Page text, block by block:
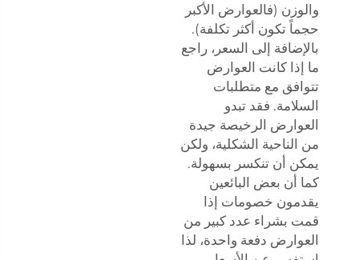
والوزن (فالعوارض الأكبر
حجماً تكون أكثر تكلفة).
بالإضافة إلى السعر، راجع
ما إذا كانت العوارض
تتوافق مع متطلبات
السلامة. فقد تبدو
العوارض الرخيصة جيدة
من الناحية الشكلية، ولكن
يمكن أن تنكسر بسهولة.
كما أن بعض البائعين
يقدمون خصومات إذا
قمت بشراء عدد كبير من
العوارض دفعة واحدة، لذا